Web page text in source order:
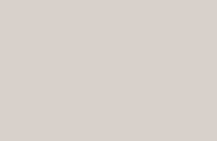
din mavefornemmelse, at der gemmer sig noget helt